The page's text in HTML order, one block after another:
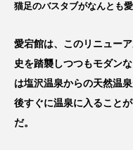
猫足のバスタブがなんとも
愛宕館は、このリニュー
史を踏襲しつつもモダン
は塩沢温泉からの天然温
後すぐに温泉に入ること
だ。